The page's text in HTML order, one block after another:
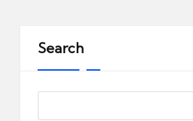
Search